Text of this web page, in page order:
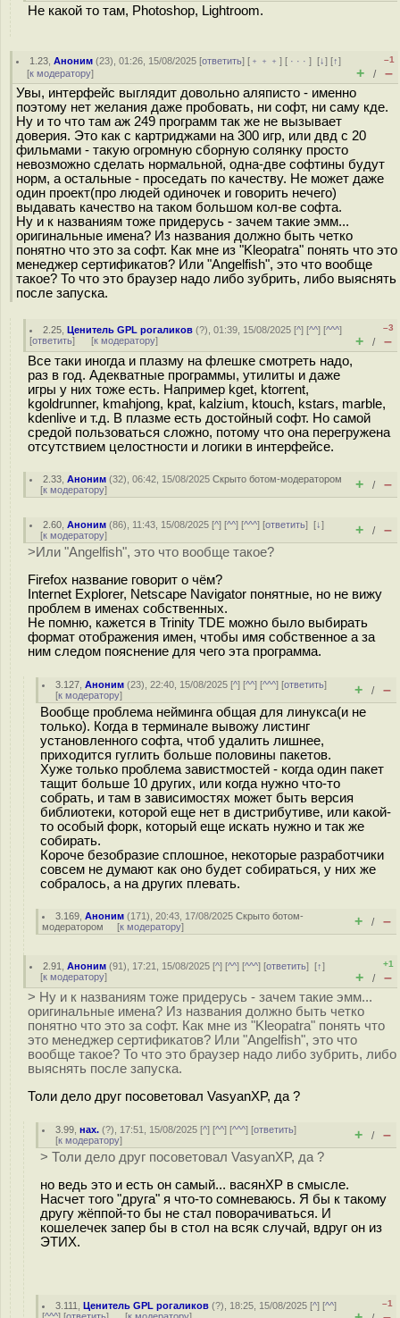
Не какой то там, Photoshop, Lightroom.
1.23 ,Аноним (23), 01:26, 15/08/2025 [ответить] [ ﹢﹢﹢] [ · · ·][↓] [↑]
[к модератору]
–1
+ / –
Увы, интерфейс выглядит довольно аляписто - именно
поэтому нет желания даже пробовать, ни софт, ни саму кде.
Ну и то что там аж 249 программ так же не вызывает
доверия. Это как с картриджами на 300 игр, или двд с 20
фильмами - такую огромную сборную солянку просто
невозможно сделать нормальной, одна-две софтины будут
норм, а остальные - проседать по качеству. Не может даже
один проект(про людей одиночек и говорить нечего)
выдавать качество на таком большом кол-ве софта.
Ну и к названиям тоже придерусь - зачем такие эмм...
оригинальные имена? Из названия должно быть четко
понятно что это за софт. Как мне из "Kleopatra" понять что это
менеджер сертификатов? Или "Angelfish", это что вообще
такое? То что это браузер надо либо зубрить, либо выяснять
после запуска.
2.25 ,Ценитель GPL рогаликов (?), 01:39, 15/08/2025 [^] [^^] [^^^]
[ответить] [к модератору]
–3
+ / –
Все таки иногда и плазму на флешке смотреть надо,
раз в год. Адекватные программы, утилиты и даже
игры у них тоже есть. Например kget, ktorrent,
kgoldrunner, kmahjong, kpat, kalzium, ktouch, kstars, marble,
kdenlive и т.д. В плазме есть достойный софт. Но самой
средой пользоваться сложно, потому что она перегружена
отсутствием целостности и логики в интерфейсе.
2.33 ,Аноним (32), 06:42, 15/08/2025Скрыто ботом-модератором
[к модератору] + / –
2.60 ,Аноним (86), 11:43, 15/08/2025 [^] [^^] [^^^] [ответить][↓]
[к модератору] + / –
>Или "Angelfish", это что вообще такое?
Firefox название говорит о чём?
Internet Explorer, Netscape Navigator понятные, но не вижу
проблем в именах собственных.
Не помню, кажется в Trinity TDE можно было выбирать
формат отображения имен, чтобы имя собственное а за
ним следом пояснение для чего эта программа.
3.127 ,Аноним (23), 22:40, 15/08/2025 [^] [^^] [^^^] [ответить]
[к модератору] + / –
Вообще проблема нейминга общая для линукса(и не
только). Когда в терминале вывожу листинг
установленного софта, чтоб удалить лишнее,
приходится гуглить больше половины пакетов.
Хуже только проблема завистмостей - когда один пакет
тащит больше 10 других, или когда нужно что-то
собрать, и там в зависимостях может быть версия
библиотеки, которой еще нет в дистрибутиве, или какой-
то особый форк, который еще искать нужно и так же
собирать.
Короче безобразие сплошное, некоторые разработчики
совсем не думают как оно будет собираться, у них же
собралось, а на других плевать.
3.169 ,Аноним (171), 20:43, 17/08/2025Скрыто ботом-
модератором [к модератору] + / –
2.91 ,Аноним (91), 17:21, 15/08/2025 [^] [^^] [^^^] [ответить][↑]
[к модератору]
+1
+ / –
> Ну и к названиям тоже придерусь - зачем такие эмм...
оригинальные имена? Из названия должно быть четко
понятно что это за софт. Как мне из "Kleopatra" понять что
это менеджер сертификатов? Или "Angelfish", это что
вообще такое? То что это браузер надо либо зубрить, либо
выяснять после запуска.
Толи дело друг посоветовал VasyanXP, да ?
3.99 ,нах. (?), 17:51, 15/08/2025 [^] [^^] [^^^] [ответить]
[к модератору] + / –
> Толи дело друг посоветовал VasyanXP, да ?
но ведь это и есть он самый... васянXP в смысле.
Насчет того "друга" я что-то сомневаюсь. Я бы к такому
другу жёппой-то бы не стал поворачиваться. И
кошелечек запер бы в стол на всяк случай, вдруг он из
ЭТИХ.
3.111 ,Ценитель GPL рогаликов (?), 18:25, 15/08/2025 [^] [^^]
–1